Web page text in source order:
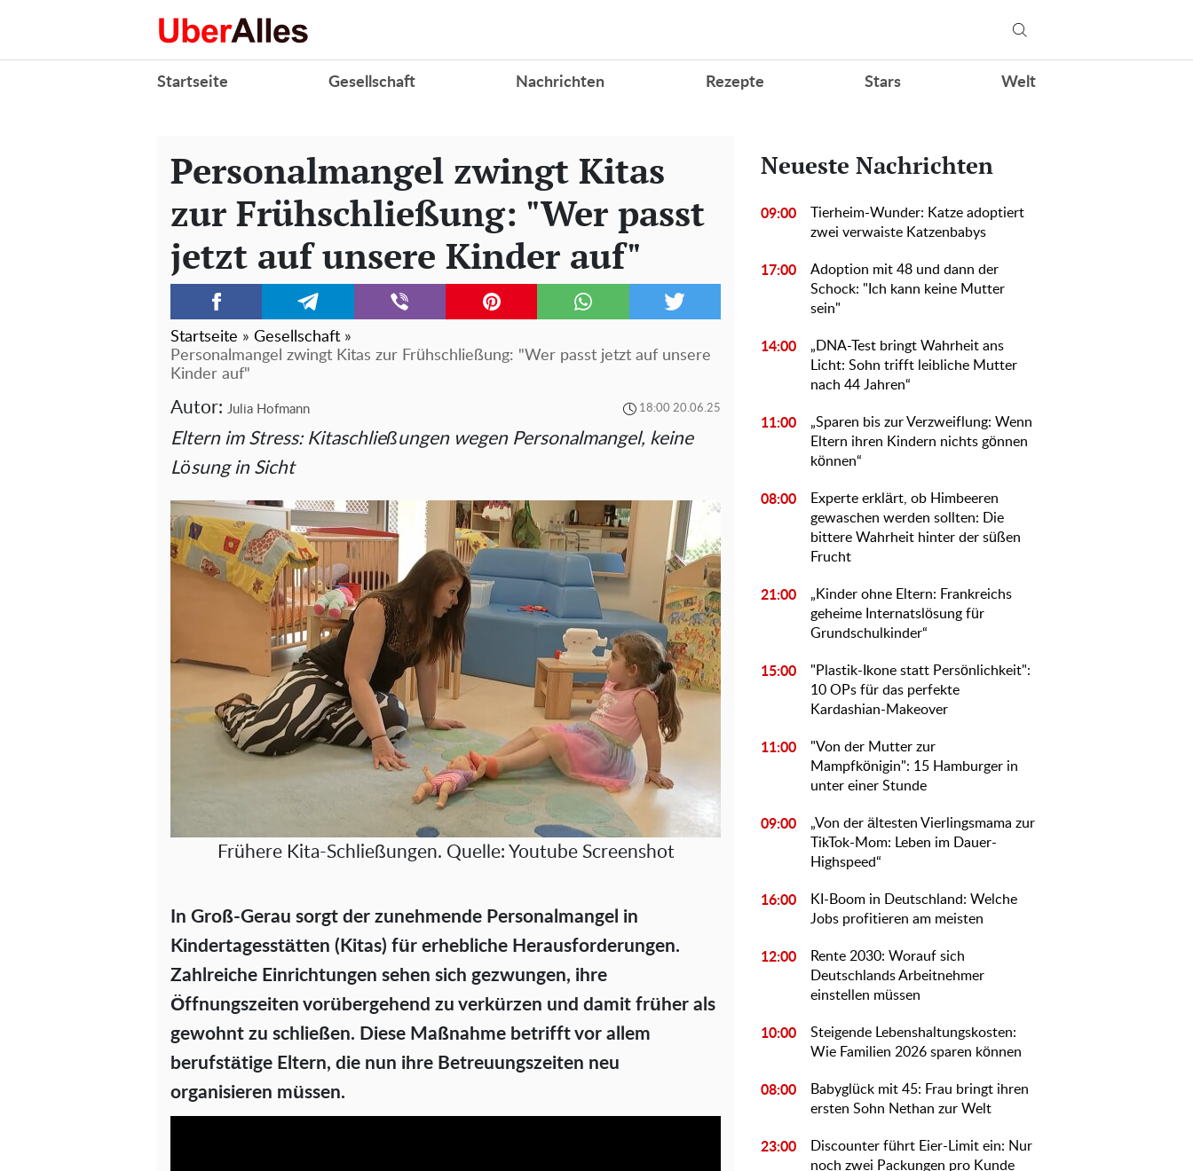
Startseite Gesellschaft Nachrichten Rezepte Stars Welt
Personalmangel zwingt Kitas
zur Frühschließung: "Wer passt
jetzt auf unsere Kinder auf"
Startseite » Gesellschaft »
Personalmangel zwingt Kitas zur Frühschließung: "Wer passt jetzt auf unsere
Kinder auf"
Autor: Julia Hofmann 18:00 20.06.25
Eltern im Stress: Kitaschließungen wegen Personalmangel, keine
Lösung in Sicht
Frühere Kita-Schließungen. Quelle: Youtube Screenshot
In Groß-Gerau sorgt der zunehmende Personalmangel in
Kindertagesstätten (Kitas) für erhebliche Herausforderungen.
Zahlreiche Einrichtungen sehen sich gezwungen, ihre
Öffnungszeiten vorübergehend zu verkürzen und damit früher als
gewohnt zu schließen. Diese Maßnahme betrifft vor allem
berufstätige Eltern, die nun ihre Betreuungszeiten neu
organisieren müssen.
Neueste Nachrichten
09:00
Tierheim-Wunder: Katze adoptiert
zwei verwaiste Katzenbabys
17:00
Adoption mit 48 und dann der
Schock: "Ich kann keine Mutter
sein"
14:00
„DNA-Test bringt Wahrheit ans
Licht: Sohn trifft leibliche Mutter
nach 44 Jahren“
11:00
„Sparen bis zur Verzweiflung: Wenn
Eltern ihren Kindern nichts gönnen
können“
08:00
Experte erklärt, ob Himbeeren
gewaschen werden sollten: Die
bittere Wahrheit hinter der süßen
Frucht
21:00
„Kinder ohne Eltern: Frankreichs
geheime Internatslösung für
Grundschulkinder“
15:00
"Plastik-Ikone statt Persönlichkeit":
10 OPs für das perfekte
Kardashian-Makeover
11:00
"Von der Mutter zur
Mampfkönigin": 15 Hamburger in
unter einer Stunde
09:00
„Von der ältesten Vierlingsmama zur
TikTok-Mom: Leben im Dauer-
Highspeed“
16:00
KI-Boom in Deutschland: Welche
Jobs profitieren am meisten
12:00
Rente 2030: Worauf sich
Deutschlands Arbeitnehmer
einstellen müssen
10:00
Steigende Lebenshaltungskosten:
Wie Familien 2026 sparen können
08:00
Babyglück mit 45: Frau bringt ihren
ersten Sohn Nethan zur Welt
23:00
Discounter führt Eier-Limit ein: Nur
noch zwei Packungen pro Kunde